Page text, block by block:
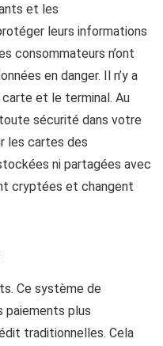
et les
leurs informations
consommateurs n’ont
en danger. Il n’y a
et le terminal. Au
sécurité dans votre
les cartes des
ni partagées avec
cryptées et changent
Ce système de
plus
traditionnelles. Cela